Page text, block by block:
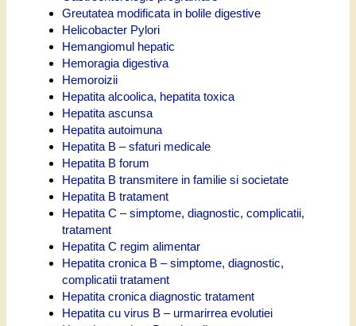
Greutatea modificata in bolile digestive
Helicobacter Pylori
Hemangiomul hepatic
Hemoragia digestiva
Hemoroizii
Hepatita alcoolica, hepatita toxica
Hepatita ascunsa
Hepatita autoimuna
Hepatita B – sfaturi medicale
Hepatita B forum
Hepatita B transmitere in familie si societate
Hepatita B tratament
Hepatita C – simptome, diagnostic, complicatii,
tratament
Hepatita C regim alimentar
Hepatita cronica B – simptome, diagnostic,
complicatii tratament
Hepatita cronica diagnostic tratament
Hepatita cu virus B – urmarirrea evolutiei